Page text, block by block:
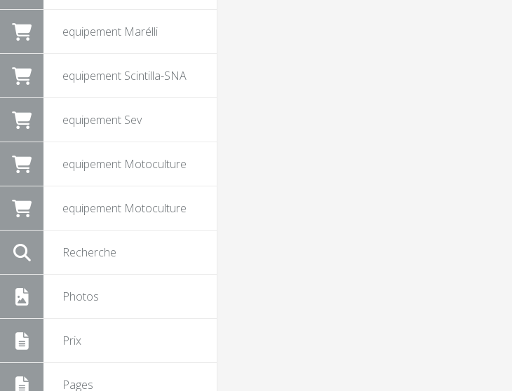
equipement Marélli
equipement Scintilla-SNA
equipement Sev
equipement Motoculture
equipement Motoculture
Recherche
Photos
Prix
Pages